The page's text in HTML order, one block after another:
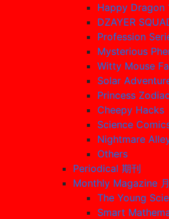
Happy Dragon
DZAYER
Profession
Mysterious
Witty Mouse
Solar
Princess
Cheepy Hacks
Science
Nightmare
Others
Periodical 期刊
Monthly Magazine
The Young
Smart